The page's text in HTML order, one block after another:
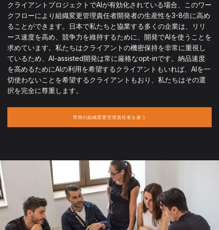
クライアントプロジェクトでAIが有効化されている場合、このワー
クフローにより組織変更管理責任者開発者の生産性を3-8倍に高め
ることができます。日本で私たちと協業する多くの企業は、リリ
ース速度を高め、競争力を維持するために、開発でAIを使うことを
求めています。私たちはクライアントの機密保持を非常に重視し
ているため、AI-assisted開発は常に厳格なopt-inです。納品速度
を高めるためにAIの利用を希望するクライアントもいれば、AIを一
切使わないことを希望するクライアントもおり、私たちはその選
択を完全に尊重します。
専用の組織変更管理責任者を雇う